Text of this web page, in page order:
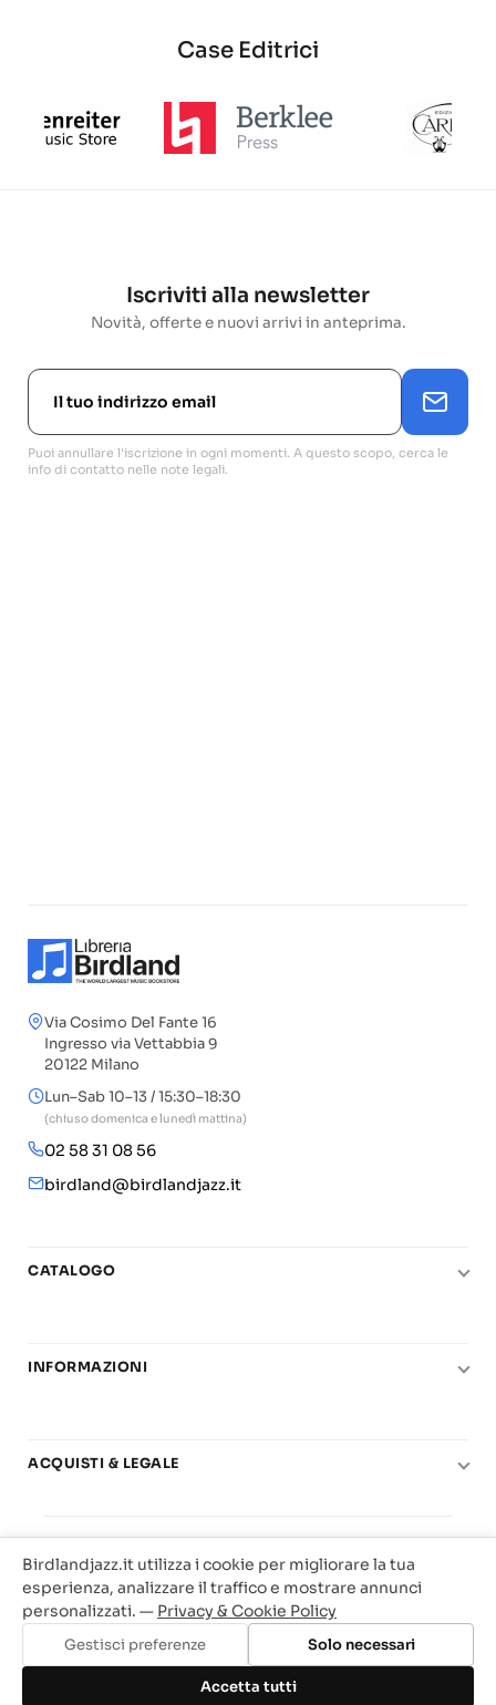
Aggiungi al carrello
Case Editrici
Iscriviti alla newsletter
Novità, offerte e nuovi arrivi in anteprima.
Puoi annullare l'iscrizione in ogni momenti. A questo scopo, cerca le
info di contatto nelle note legali.
Via Cosimo Del Fante 16
Ingresso via Vettabbia 9
20122 Milano
Lun–Sab 10–13 / 15:30–18:30
(chiuso domenica e lunedì mattina)
02 58 31 08 56
birdland@birdlandjazz.it
CATALOGO
Chitarra
Basi play-along
Offerte
INFORMAZIONI
Carta del Docente
ACQUISTI & LEGALE
Privacy & Cookie
Traccia il tuo ordine
Birdland Milano. P.Iva 12093700156
Web Agency Milano
Birdlandjazz.it utilizza i cookie per migliorare la tua
esperienza, analizzare il traffico e mostrare annunci
personalizzati. — Privacy & Cookie Policy
Gestisci preferenze Solo necessari
Accetta tutti